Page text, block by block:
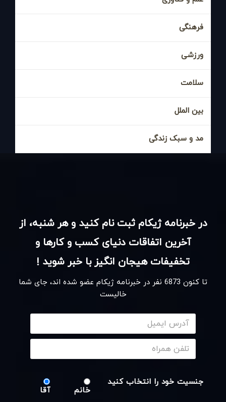
فرهنگی
ورزشی
سلامت
بین الملل
مد و سبک زندگی
در خبرنامه ژیکام ثبت نام کنید و هر شنبه، از
آخرین اتفاقات دنیای کسب و کارها و
تخفیفات هیجان انگیز با خبر شوید !
تا کنون 6873 نفر در خبرنامه ژیکام عضو شده اند، جای شما
خالیست
جنسیت خود را انتخاب کنید
خانم
آقا